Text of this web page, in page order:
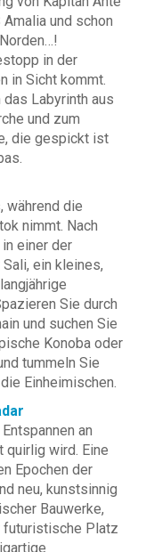
und schon
in der
in Sicht kommt.
Labyrinth aus
und zum
die gespickt ist
während die
nimmt. Nach
einer der
ein kleines,
Sie durch
und suchen Sie
Konoba oder
tummeln Sie
Einheimischen.
an
quirlig wird. Eine
Epochen der
neu, kunstsinnig
Bauwerke,
futuristische Platz